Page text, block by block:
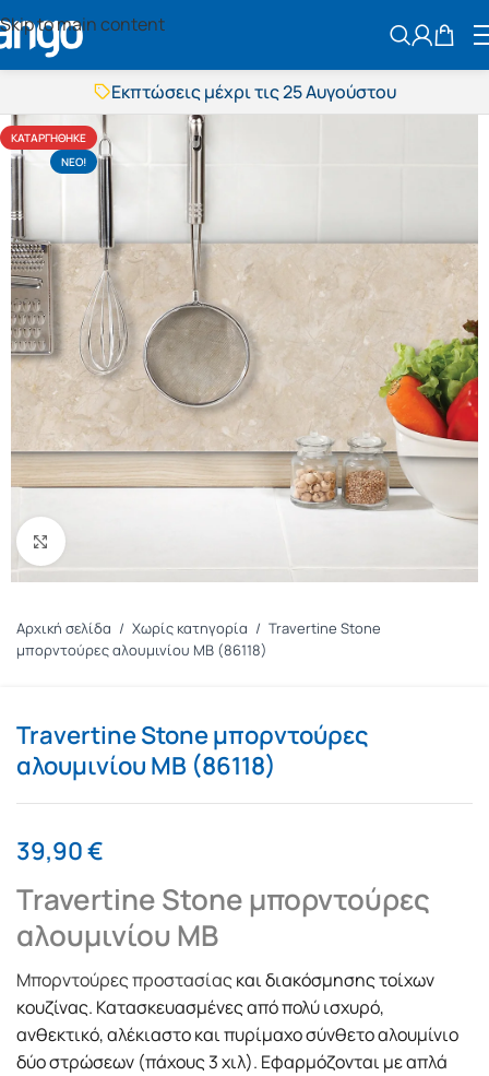
Skip to main content
Εκπτώσεις μέχρι τις 25 Αυγούστου
Δωρεάν μεταφορικά
BOXNOW αποστολή
Άμεση παράδοση
Εκπτώσεις μέχρι τις 25 Αυγούστου
Δωρεάν μεταφορικά
BOXNOW αποστολή
Άμεση παράδοση
ΚΑΤΑΡΓΉΘΗΚΕ
NΕΟ!
Πατήστε για μεγέθυνση
Αρχική σελίδα / Χωρίς κατηγορία / Travertine Stone
μπορντούρες αλουμινίου MB (86118)
Travertine Stone μπορντούρες
αλουμινίου MB (86118)
39,90€
Travertine Stone μπορντούρες
αλουμινίου MB
Μπορντούρες προστασίαςκαι διακόσμησης τοίχων
κουζίνας. Κατασκευασμένες από πολύ ισχυρό,
ανθεκτικό, αλέκιαστο και πυρίμαχο σύνθετο αλουμίνιο
δύο στρώσεων (πάχους 3 χιλ). Εφαρμόζονται με απλά